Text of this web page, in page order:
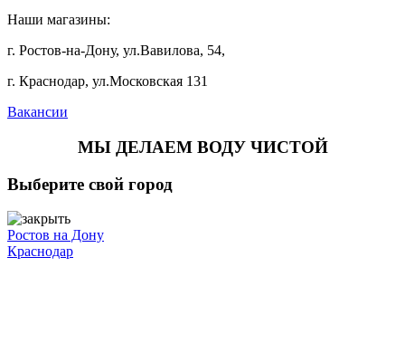
Наши магазины:
г. Ростов-на-Дону, ул.Вавилова, 54,
г. Краснодар, ул.Московская 131
Вакансии
МЫ ДЕЛАЕМ ВОДУ ЧИСТОЙ
Выберите свой город
Ростов на Дону
Краснодар